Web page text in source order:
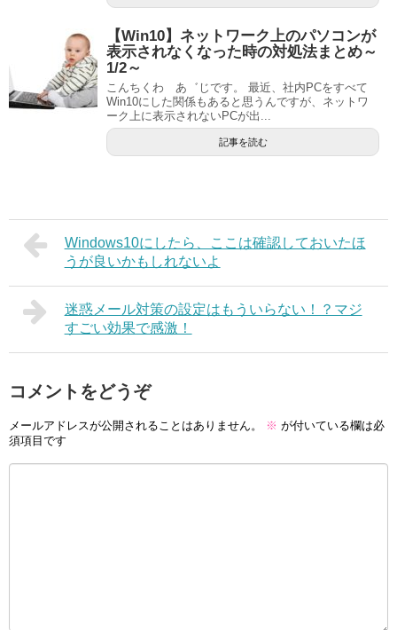
【Win10】ネットワーク上のパソコンが
表示されなくなった時の対処法まとめ～
1/2～
こんちくわ あ゛じです。 最近、社内PCをすべて
Win10にした関係もあると思うんですが、ネットワ
ーク上に表示されないPCが出...
記事を読む
Windows10にしたら、ここは確認しておいたほ
うが良いかもしれないよ
迷惑メール対策の設定はもういらない！？マジ
すごい効果で感激！
コメントをどうぞ
メールアドレスが公開されることはありません。 ※ が付いている欄は必
須項目です